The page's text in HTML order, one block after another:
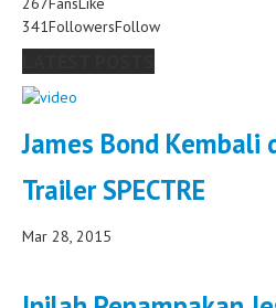
341FollowersFollow
James Bond Kembali
Trailer SPECTRE
Mar 28, 2015